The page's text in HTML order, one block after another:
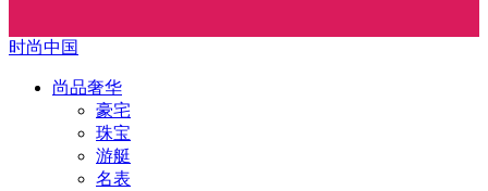
时尚中国
尚品奢华
豪宅
珠宝
游艇
名表